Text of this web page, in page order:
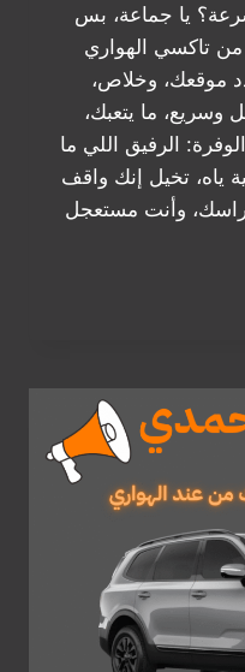
يا جماعة، بس
اتصل على رقم 50530752 من تاكسي الهواري
موقعك، وخلاص،
ما يتعبك،
الرفيق اللي ما
ياه، تخيل إنك واقف
وأنت مستعجل